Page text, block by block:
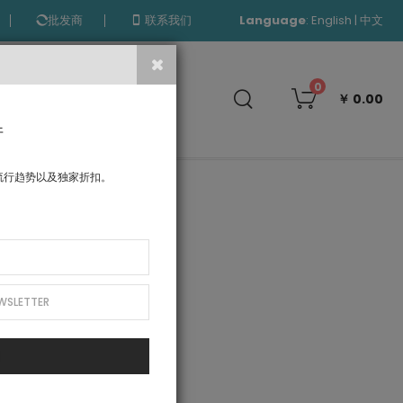
批发商 联系我们 Language: English | 中文
索
0
￥ 0.00
趋势以及独家折扣。